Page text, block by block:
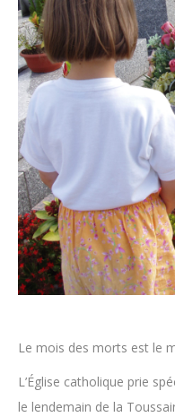
Le mois des morts est le
L’Église catholique prie
le lendemain de la